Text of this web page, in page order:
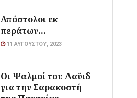
Απόστολοι εκ
περάτων…
11 ΑΥΓΟΎΣΤΟΥ, 2023
Οι Ψαλμοί του Δαϋιδ
για την Σαρακοστή